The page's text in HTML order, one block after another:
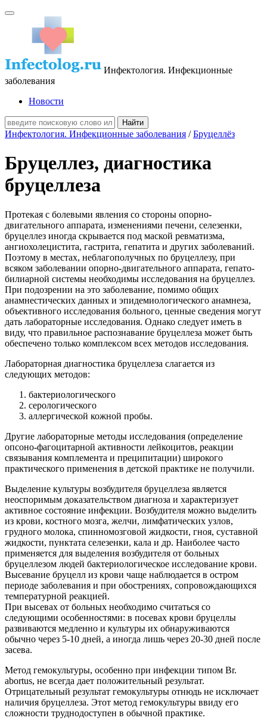
Инфектология. Инфекционные
заболевания
Новости
Инфектология. Инфекционные заболевания /Бруцеллёз
Бруцеллез, диагностика
бруцеллеза
Протекая с болевыми явления со стороны опорно-
двигательного аппарата, изменениями печени, селезенки,
бруцеллез иногда скрывается под маской ревматизма,
ангиохолецистита, гастрита, гепатита и других заболеваний.
Поэтому в местах, неблагополучных по бруцеллезу, при
всяком заболевании опорно-двигательного аппарата, гепато-
билиарной системы необходимы исследования на бруцеллез.
При подозрении на это заболевание, помимо общих
анамнестических данных и эпидемиологического анамнеза,
объективного исследования больного, ценные сведения могут
дать лабораторные исследования. Однако следует иметь в
виду, что правильное распознавание бруцеллеза может быть
обеспечено только комплексом всех методов исследования.
Лабораторная диагностика бруцеллеза слагается из
следующих методов:
бактериологического
серологического
аллергической кожной пробы.
Другие лабораторные методы исследования (определение
опсоно-фагоцитарной активности лейкоцитов, реакции
связывания комплемента и преципитации) широкого
практического применения в детской практике не получили.
Выделение культуры возбудителя бруцеллеза является
неоспоримым доказательством диагноза и характеризует
активное состояние инфекции. Возбудителя можно выделить
из крови, костного мозга, желчи, лимфатических узлов,
грудного молока, спинномозговой жидкости, гноя, суставной
жидкости, пунктата селезенки, кала и др. Наиболее часто
применяется для выделения возбудителя от больных
бруцеллезом людей бактериологическое исследование крови.
Высевание бруцелл из крови чаще наблюдается в остром
периоде заболевания и при обострениях, сопровождающихся
температурной реакцией.
При высевах от больных необходимо считаться со
следующими особенностями: в посевах крови бруцеллы
развиваются медленно и культуры их обнаруживаются
обычно через 5-10 дней, а иногда лишь через 20-30 дней после
засева.
Метод гемокультуры, особенно при инфекции типом Br.
abortus, не всегда дает положительный результат.
Отрицательный результат гемокультуры отнюдь не исключает
наличия бруцеллеза. Этот метод гемокультуры ввиду его
сложности труднодоступен в обычной практике.